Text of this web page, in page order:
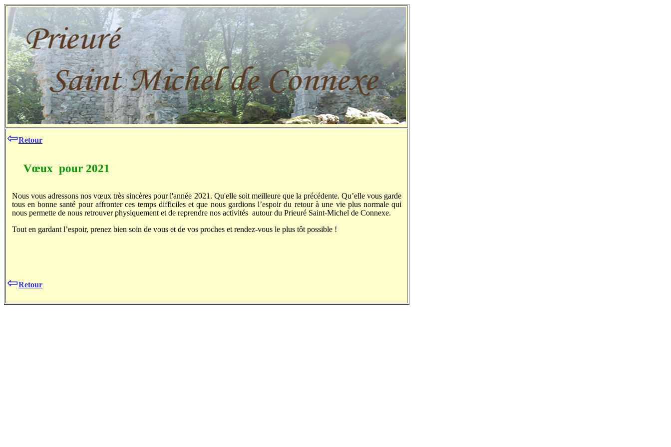
⇦Retour
Vœux pour 2021
Nous vous adressons nos vœux très sincères pour l'année 2021. Qu'elle soit meilleure que la précédente. Qu’elle vous garde
tous en bonne santé pour affronter ces temps difficiles et que nous gardions l’espoir du retour à une vie plus normale qui
nous permette de nous retrouverphysiquement et de reprendre nos activités autour du Prieuré Saint-Michel de Connexe.
Tout en gardant l’espoir, prenez bien soin de vous et de vos proches et rendez-vous le plus tôt possible !
⇦Retour